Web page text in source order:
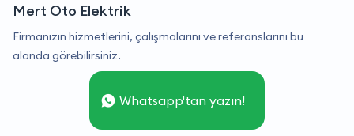
Mert Oto Elektrik
Firmanızın hizmetlerini, çalışmalarını ve referanslarını bu
alanda görebilirsiniz.
Whatsapp'tan yazın!